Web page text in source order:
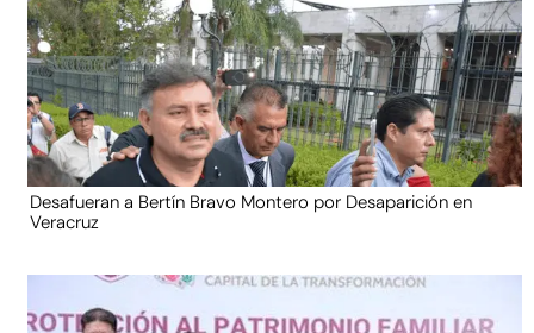
Desafueran a Bertín Bravo Montero por Desaparición en
Veracruz